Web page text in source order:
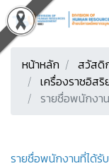
หน้าหลัก
สวัสดิ
เครื่องราชอิส
รายชื่อพนักงา
รายชื่อพนักงานที่ได้รั